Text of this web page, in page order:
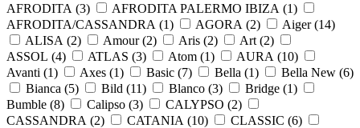
AFRODITA (3) AFRODITA PALERMO IBIZA (1)
AFRODITA/CASSANDRA (1) AGORA (2) Aiger (14)
ALISA (2) Amour (2) Aris (2) Art (2)
ASSOL (4) ATLAS (3) Atom (1) AURA (10)
Avanti (1) Axes (1) Basic (7) Bella (1) Bella New (6)
Bianca (5) Bild (11) Blanco (3) Bridge (1)
Bumble (8) Calipso (3) CALYPSO (2)
CASSANDRA (2) CATANIA (10) CLASSIC (6)